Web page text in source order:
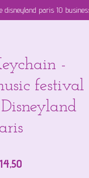
paris 10 business days
-
festival